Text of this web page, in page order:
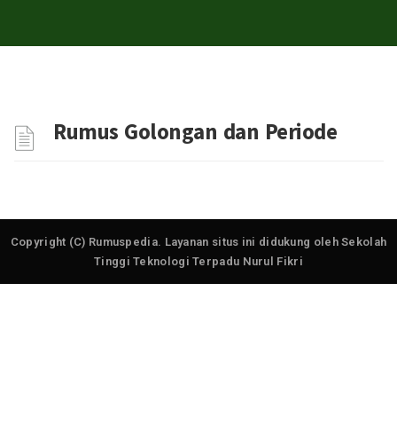
Rumus Golongan dan Periode
Copyright (C) Rumuspedia. Layanan situs ini didukung oleh Sekolah
Tinggi Teknologi Terpadu Nurul Fikri